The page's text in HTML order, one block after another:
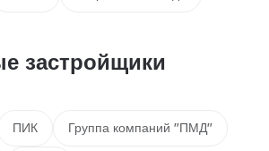
застройщики
ПИК Группа компаний "ПМД"